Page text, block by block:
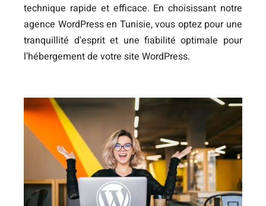
technique rapide et efficace. En choisissant notre
agence WordPress en Tunisie, vous optez pour une
tranquillité d'esprit et une fiabilité optimale pour
l'hébergement de votre site WordPress.